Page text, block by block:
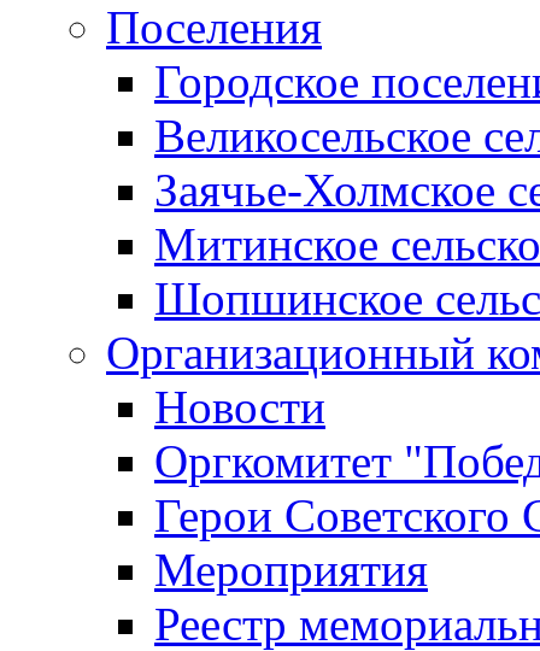
Поселения
Городское
Великосельское
Заячье-Холмское
Митинское
Шопшинское
Организационный
Новости
Оргкомитет
Герои Советского
Мероприятия
Реестр